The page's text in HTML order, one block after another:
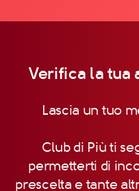
Verifica la tua
Lascia un tuo
Club di Più ti
permetterti di
prescelta e tante